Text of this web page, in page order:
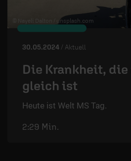
unsplash.com
30.05.2024 / Aktuell
Die Krankheit,
gleich ist
Heute ist Welt MS Tag.
2:29 Min.